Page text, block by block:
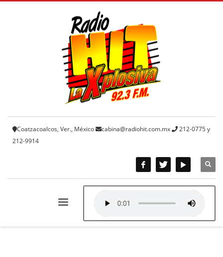
Coatzacoalcos, Ver., México cabina@radiohit.com.mx
212-0775 y
212-9914